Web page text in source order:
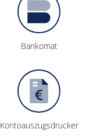
Bankomat
Konto­auszugs­drucker